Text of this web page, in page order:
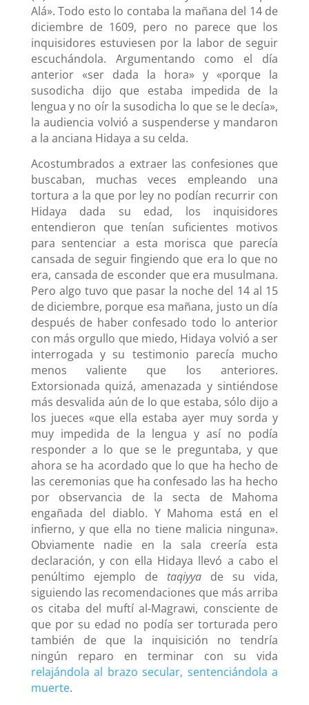
Alá». Todo esto lo contaba la mañana del 14 de
diciembre de 1609, pero no parece que los
inquisidores estuviesen por la labor de seguir
escuchándola. Argumentando como el día
anterior «ser dada la hora» y «porque la
susodicha dijo que estaba impedida de la
lengua y no oír la susodicha lo que se le decía»,
la audiencia volvió a suspenderse y mandaron
a la anciana Hidaya a su celda.
Acostumbrados a extraer las confesiones que
buscaban, muchas veces empleando una
tortura a la que por ley no podían recurrir con
Hidaya dada su edad, los inquisidores
entendieron que tenían suficientes motivos
para sentenciar a esta morisca que parecía
cansada de seguir fingiendo que era lo que no
era, cansada de esconder que era musulmana.
Pero algo tuvo que pasar la noche del 14 al 15
de diciembre, porque esa mañana, justo un día
después de haber confesado todo lo anterior
con más orgullo que miedo, Hidaya volvió a ser
interrogada y su testimonio parecía mucho
menos valiente que los anteriores.
Extorsionada quizá, amenazada y sintiéndose
más desvalida aún de lo que estaba, sólo dijo a
los jueces «que ella estaba ayer muy sorda y
muy impedida de la lengua y así no podía
responder a lo que se le preguntaba, y que
ahora se ha acordado que lo que ha hecho de
las ceremonias que ha confesado las ha hecho
por observancia de la secta de Mahoma
engañada del diablo. Y Mahoma está en el
infierno, y que ella no tiene malicia ninguna».
Obviamente nadie en la sala creería esta
declaración, y con ella Hidaya llevó a cabo el
penúltimo ejemplo de taqiyya de su vida,
siguiendo las recomendaciones que más arriba
os citaba del muftí al-Magrawi, consciente de
que por su edad no podía ser torturada pero
también de que la inquisición no tendría
ningún reparo en terminar con su vida
relajándola al brazo secular, sentenciándola a
muerte.